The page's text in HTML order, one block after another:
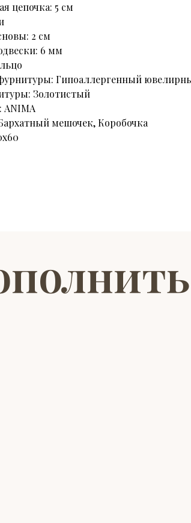
цепочка: 5 см
2 см
6 мм
Гипоаллергенный
Золотистый
ANIMA
мешочек, Коробочка